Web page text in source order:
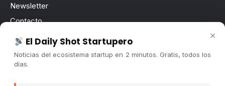
Newsletter
Contacto
Publicidad
Convocatorias
×
El Daily Shot Startupero
Noticias del ecosistema startup en 2 minutos. Gratis, todos los
días.